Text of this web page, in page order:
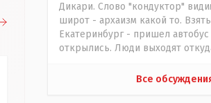
Дикари. Слово "кондуктор"
широт - архаизм какой то.
Екатеринбург - пришел
открылись. Люди выходят
каждой двери есть валидатор),
Все